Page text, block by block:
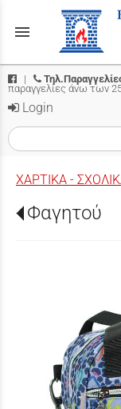
menu
|
παραγγελίες άνω των
Login
ΧΑΡΤΙΚΑ -
Φαγητού